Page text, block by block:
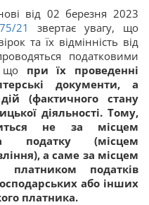
від 02 березня 2023
21
звертає увагу, що
та їх відмінність від
податковими
що при їх проведенні
документи, а
(фактичного стану
діяльності. Тому,
не за місцем
податку (місцем
а саме за місцем
платником податків
або інших
платника.